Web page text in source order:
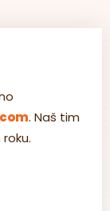
. Naš tim